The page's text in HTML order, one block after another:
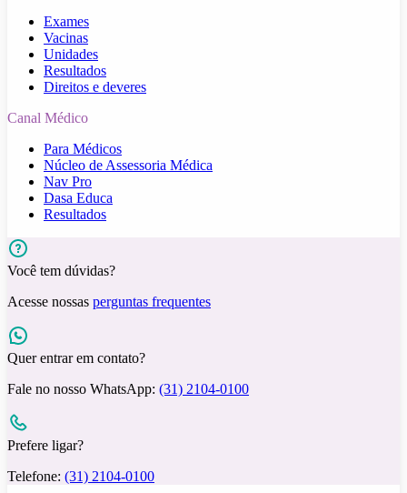
Exames
Vacinas
Unidades
Resultados
Direitos e deveres
Canal Médico
Para Médicos
Núcleo de Assessoria Médica
Nav Pro
Dasa Educa
Resultados
Você tem dúvidas?
Acesse nossas perguntas frequentes
Quer entrar em contato?
Fale no nosso WhatsApp: (31) 2104-0100
Prefere ligar?
Telefone: (31) 2104-0100